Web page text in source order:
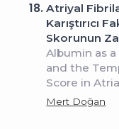
18.Atriyal
Karıştırıcı
Skorunun
Albumin as
and the
Score in
Mert Doğan